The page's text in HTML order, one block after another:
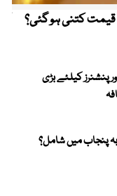
قیمت کتنی ہو گئی؟
پنشنرز کیلئے بڑی
پنجاب میں شامل؟